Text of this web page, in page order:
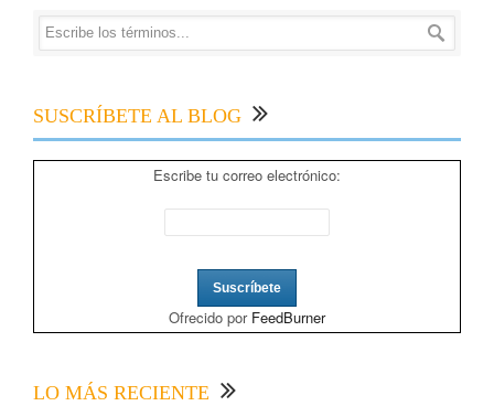
SUSCRÍBETE AL BLOG
Escribe tu correo electrónico:
Ofrecido por FeedBurner
LO MÁS RECIENTE